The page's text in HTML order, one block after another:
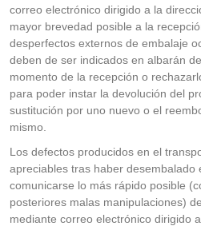
correo electrónico dirigido a la
mayor brevedad posible a la
desperfectos externos de embalaje
deben de ser indicados en albarán
momento de la recepción o
para poder instar la devolución del
sustitución por uno nuevo o el
mismo.
Los defectos producidos en el
apreciables tras haber desembalado
comunicarse lo más rápido posible
posteriores malas manipulaciones)
mediante correo electrónico dirigido